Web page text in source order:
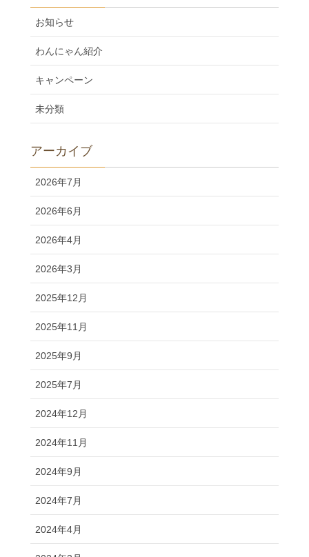
お知らせ
わんにゃん紹介
キャンペーン
未分類
アーカイブ
2026年7月
2026年6月
2026年4月
2026年3月
2025年12月
2025年11月
2025年9月
2025年7月
2024年12月
2024年11月
2024年9月
2024年7月
2024年4月